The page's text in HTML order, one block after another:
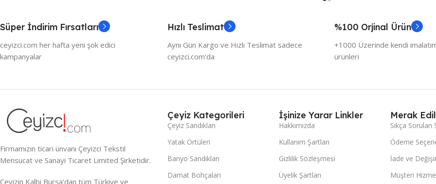
Süper İndirim Fırsatları
ceyizci.com her hafta yeni şok edici
kampanyalar
Hızlı Teslimat
Aynı Gün Kargo ve Hızlı Teslimat sadece
ceyizci.com'da
%100 Orjinal Ürün
+1000 Üzerinde kendi
ürünleri
Firmamızın ticari ünvanı Çeyizci Tekstil
Mensucat ve Sanayi Ticaret Limited Şirketidir.
Çeyizin Kalbi Bursa’dan tüm Türkiye ve
Çeyiz Kategorileri
Çeyiz Sandıkları
Yatak Örtüleri
Banyo Sandıkları
Damat Bohçaları
İşinize Yarar Linkler
Hakkımızda
Kullanım Şartları
Gizlilik Sözleşmesi
Üyelik Şartları
Merak
Sıkça Sorulan
Ödeme
İade ve
Müşteri